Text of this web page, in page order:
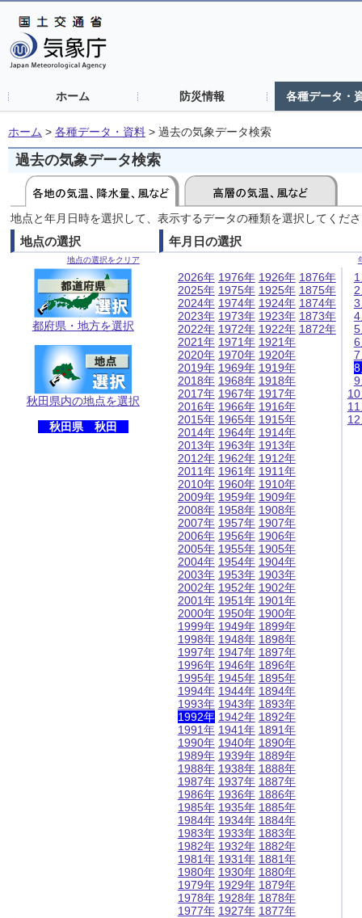
ホーム 防災情報 各種データ・
ホーム > 各種データ・資料 > 過去の気象データ検索
過去の気象データ検索
地点と年月日時を選択して、表示するデータの種類を選択してくだ
地点の選択
地点の選択をクリア
都府県・地方を選択
秋田県内の地点を選択
秋田県 秋田
年月日の選択
2026年
2025年
2024年
2023年
2022年
2021年
2020年
2019年
2018年
2017年
2016年
2015年
2014年
2013年
2012年
2011年
2010年
2009年
2008年
2007年
2006年
2005年
2004年
2003年
2002年
2001年
2000年
1999年
1998年
1997年
1996年
1995年
1994年
1993年
1992年
1991年
1990年
1989年
1988年
1987年
1986年
1985年
1984年
1983年
1982年
1981年
1980年
1979年
1978年
1977年
1976年
1975年
1974年
1973年
1972年
1971年
1970年
1969年
1968年
1967年
1966年
1965年
1964年
1963年
1962年
1961年
1960年
1959年
1958年
1957年
1956年
1955年
1954年
1953年
1952年
1951年
1950年
1949年
1948年
1947年
1946年
1945年
1944年
1943年
1942年
1941年
1940年
1939年
1938年
1937年
1936年
1935年
1934年
1933年
1932年
1931年
1930年
1929年
1928年
1927年
1926年
1925年
1924年
1923年
1922年
1921年
1920年
1919年
1918年
1917年
1916年
1915年
1914年
1913年
1912年
1911年
1910年
1909年
1908年
1907年
1906年
1905年
1904年
1903年
1902年
1901年
1900年
1899年
1898年
1897年
1896年
1895年
1894年
1893年
1892年
1891年
1890年
1889年
1888年
1887年
1886年
1885年
1884年
1883年
1882年
1881年
1880年
1879年
1878年
1877年
1876年
1875年
1874年
1873年
1872年